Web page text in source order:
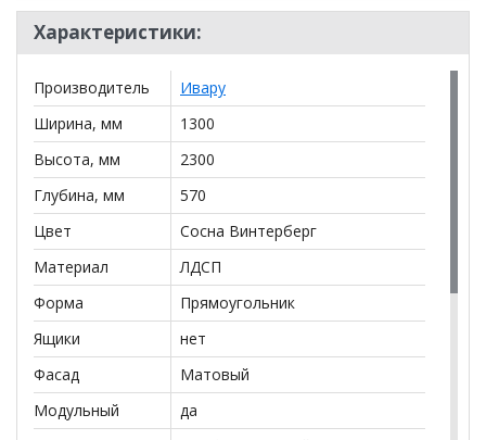
**Цены на официальном сайте100диванов.com
действительны только для интернет-магазина
могут отличаться от цен в розничных магазинах-
Характеристики:
Производитель
Ивару
Ширина, мм
1300
Высота, мм
2300
Глубина, мм
570
Цвет
Сосна Винтерберг
Материал
ЛДСП
Форма
Прямоугольник
Ящики
нет
Фасад
Матовый
Модульный
да